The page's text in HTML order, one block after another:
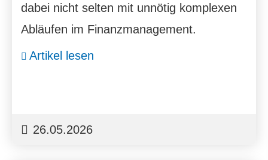
dabei nicht selten mit unnötig komplexen
Abläufen im Finanzmanagement.
Artikel lesen
26.05.2026